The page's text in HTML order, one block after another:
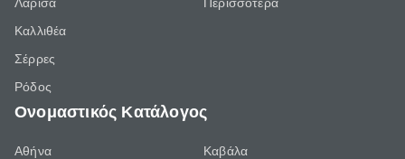
Καλλιθέα
Σέρρες
Ρόδος
Ονομαστικός Κατάλογος
Αθήνα
Καβάλα